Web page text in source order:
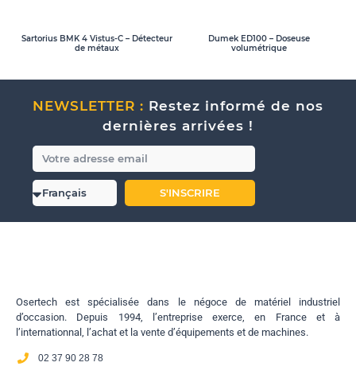
Sartorius BMK 4 Vistus-C – Détecteur
de métaux
Dumek ED100 – Doseuse
volumétrique
NEWSLETTER : Restez informé de nos
dernières arrivées !
S'INSCRIRE
Osertech est spécialisée dans le négoce de matériel industriel
d’occasion. Depuis 1994, l’entreprise exerce, en France et à
l’internationnal, l’achat et la vente d’équipements et de machines.
02 37 90 28 78